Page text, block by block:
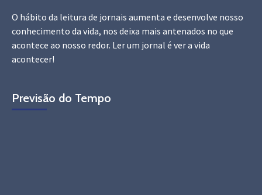
O hábito da leitura de jornais aumenta e desenvolve nosso
conhecimento da vida, nos deixa mais antenados no que
acontece ao nosso redor. Ler um jornal é ver a vida
acontecer!
Previsão do Tempo